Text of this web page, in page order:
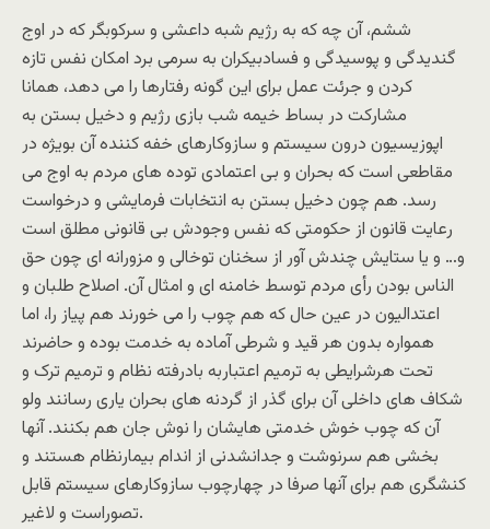
ششم، آن چه که به رژیم شبه داعشی و سرکوبگر که در اوج
گندیدگی و پوسیدگی و فسادبیکران به سرمی برد امکان نفس تازه
کردن و جرئت عمل برای این گونه رفتارها را می دهد، همانا
مشارکت در بساط خیمه شب بازی رژیم و دخیل بستن به
اپوزیسیون درون سیستم و سازوکارهای خفه کننده آن بویژه در
مقاطعی است که بحران و بی اعتمادی توده های مردم به اوج می
رسد. هم چون دخیل بستن به انتخابات فرمایشی و درخواست
رعایت قانون از حکومتی که نفس وجودش بی قانونی مطلق است
و… و یا ستایش چندش آور از سخنان توخالی و مزورانه ای چون حق
الناس بودن رأی مردم توسط خامنه ای و امثال آن. اصلاح طلبان و
اعتدالیون در عین حال که هم چوب را می خورند هم پیاز را، اما
همواره بدون هر قید و شرطی آماده به خدمت بوده و حاضرند
تحت هرشرایطی به ترمیم اعتباربه بادرفته نظام و ترمیم ترک و
شکاف های داخلی آن برای گذر از گردنه های بحران یاری رسانند ولو
آن که چوب خوش خدمتی هایشان را نوش جان هم بکنند. آنها
بخشی هم سرنوشت و جدانشدنی از اندام بیمارنظام هستند و
کنشگری هم برای آنها صرفا در چهارچوب سازوکارهای سیستم قابل
تصوراست و لاغیر.